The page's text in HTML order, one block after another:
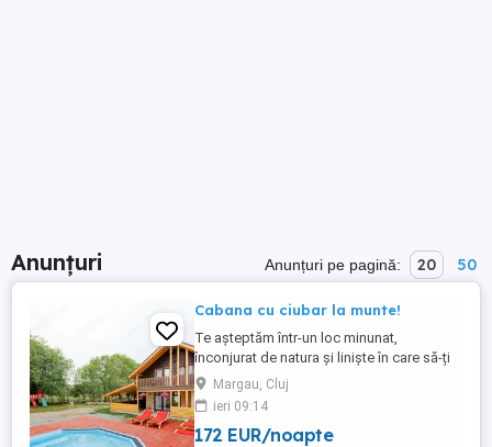
Anunțuri Anunțuri pe pagină: 20 50
Cabana cu ciubar la munte!
Te aşteptăm într-un loc minunat,
înconjurat de natura și liniște în care să-ți
petreci zilele de concediu. Flori din Deal
se află în comuna Mărgău, la doar o oră
de Cluj-Napoca. Capacitatea locației este
de 10 persoane și dispune de 4
Margau, Cluj
ieri 09:14
172 EUR/noapte